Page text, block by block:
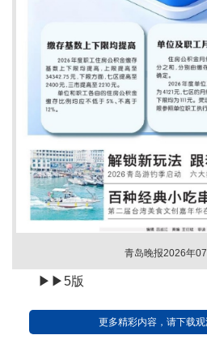
青岛晚报2026年
▶▶5版
更多精彩内容，请下载